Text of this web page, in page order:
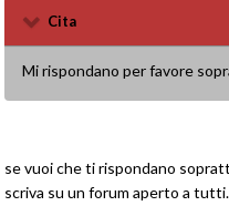
Cita
Mi rispondano per favore
se vuoi che ti rispondano
scriva su un forum aperto a